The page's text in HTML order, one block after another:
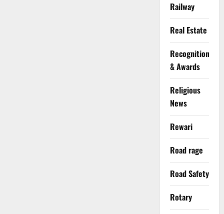
Railway
Real Estate
Recognition
& Awards
Religious
News
Rewari
Road rage
Road Safety
Rotary